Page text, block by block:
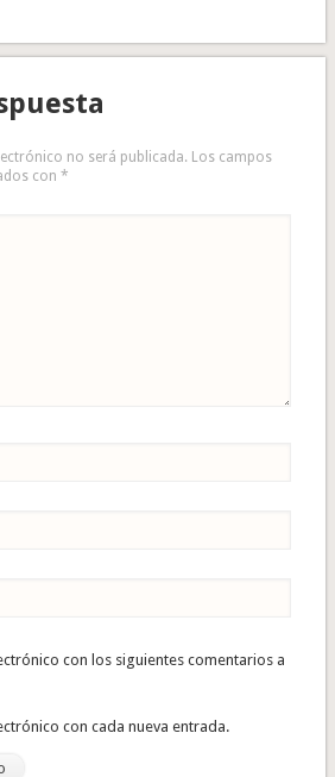
no será publicada. Los campos
con *
con los siguientes comentarios a
con cada nueva entrada.